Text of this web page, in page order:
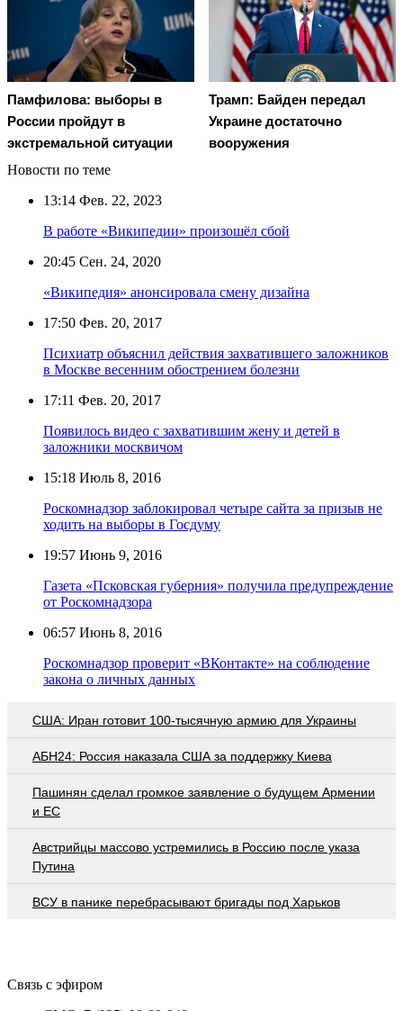
Памфилова: выборы в
России пройдут в
экстремальной ситуации
Трамп: Байден передал
Украине достаточно
вооружения
Новости по теме
13:14 Фев. 22, 2023
В работе «Википедии» произошёл сбой
20:45 Сен. 24, 2020
«Википедия» анонсировала смену дизайна
17:50 Фев. 20, 2017
Психиатр объяснил действия захватившего заложников
в Москве весенним обострением болезни
17:11 Фев. 20, 2017
Появилось видео с захватившим жену и детей в
заложники москвичом
15:18 Июль 8, 2016
Роскомнадзор заблокировал четыре сайта за призыв не
ходить на выборы в Госдуму
19:57 Июнь 9, 2016
Газета «Псковская губерния» получила предупреждение
от Роскомнадзора
06:57 Июнь 8, 2016
Роскомнадзор проверит «ВКонтакте» на соблюдение
закона о личных данных
США: Иран готовит 100-тысячную армию для Украины
АБН24: Россия наказала США за поддержку Киева
Пашинян сделал громкое заявление о будущем Армении
и ЕС
Австрийцы массово устремились в Россию после указа
Путина
ВСУ в панике перебрасывают бригады под Харьков
Связь с эфиром